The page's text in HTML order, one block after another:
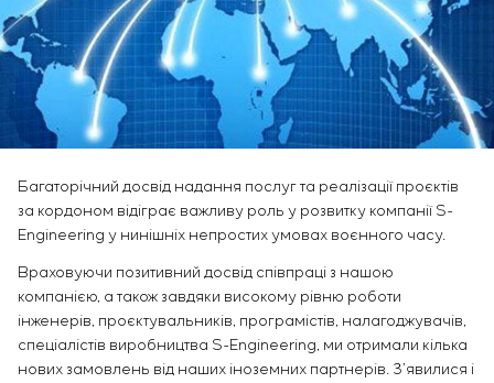
замовника
Сервісне обслуговування
Управління проєктами
Аутсорсинг
Консалтингові послуги
Індивідуальна розробка та випробування
щитового обладнання
Розробка математичних моделей об’єктів
управління
Розробка систем управління
Енергоаудит
Інфраструктура
Хімічна промисловість
Цементна промисловість
Вакансії
Стажування
Ветеранам
КОНТАКТИ
Багаторічний досвід надання послуг та реалізації проєктів
за кордоном відіграє важливу роль у розвитку компанії S-
Engineering у нинішніх непростих умовах воєнного часу.
Враховуючи позитивний досвід співпраці з нашою
компанією, а також завдяки високому рівню роботи
інженерів, проєктувальників, програмістів, налагоджувачів,
спеціалістів виробництва S-Engineering, ми отримали кілька
нових замовлень від наших іноземних партнерів. З’явилися і